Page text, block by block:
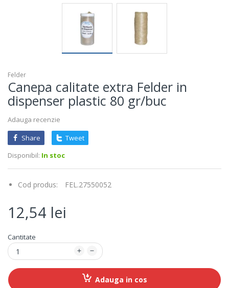
Felder
Canepa calitate extra Felder in
dispenser plastic 80 gr/buc
Adauga recenzie
Share
Tweet
Disponibil: In stoc
Cod produs: FEL.27550052
12,54 lei
Cantitate
Adauga in cos